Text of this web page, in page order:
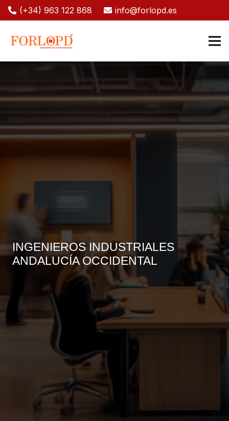
(+34) 963 122 868 info@forlopd.es
INGENIEROS INDUSTRIALES
ANDALUCÍA OCCIDENTAL